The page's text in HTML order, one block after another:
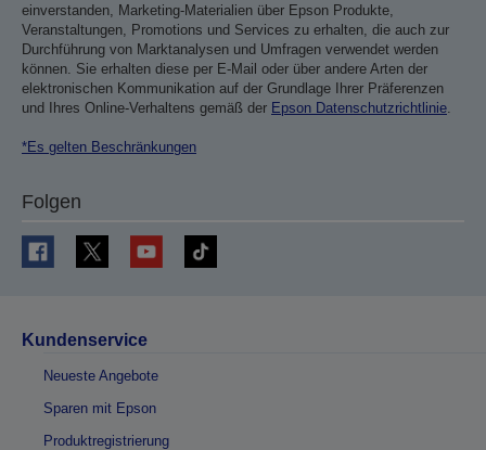
einverstanden, Marketing-Materialien über Epson Produkte,
Veranstaltungen, Promotions und Services zu erhalten, die auch zur
Durchführung von Marktanalysen und Umfragen verwendet werden
können. Sie erhalten diese per E-Mail oder über andere Arten der
elektronischen Kommunikation auf der Grundlage Ihrer Präferenzen
und Ihres Online-Verhaltens gemäß der Epson Datenschutzrichtlinie.
*Es gelten Beschränkungen
Folgen
Kundenservice
Neueste Angebote
Sparen mit Epson
Produktregistrierung